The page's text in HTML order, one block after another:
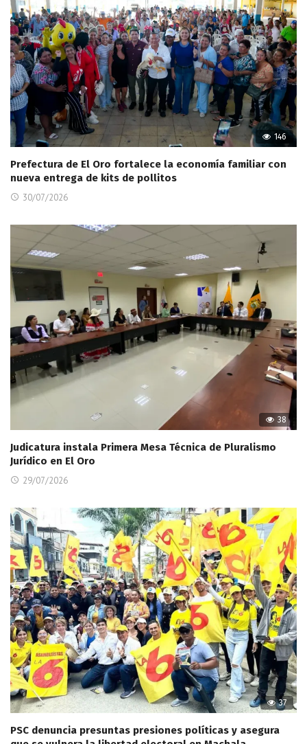
146
Prefectura de El Oro fortalece la economía familiar con
nueva entrega de kits de pollitos
30/07/2026
38
Judicatura instala Primera Mesa Técnica de Pluralismo
Jurídico en El Oro
29/07/2026
37
PSC denuncia presuntas presiones políticas y asegura